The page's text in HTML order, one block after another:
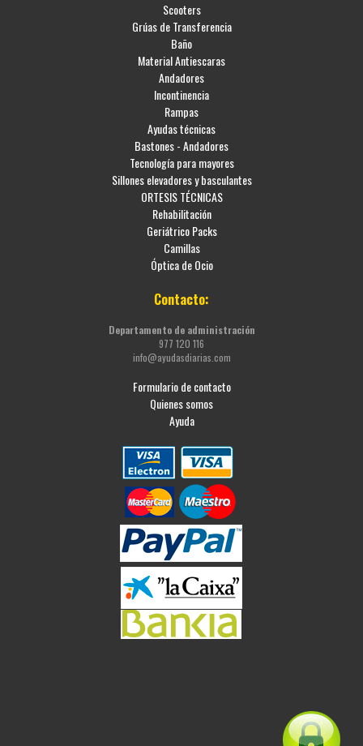
Scooters
Grúas de Transferencia
Baño
Material Antiescaras
Andadores
Incontinencia
Rampas
Ayudas técnicas
Bastones - Andadores
Tecnología para mayores
Sillones elevadores y basculantes
ORTESIS TÉCNICAS
Rehabilitación
Geriátrico Packs
Camillas
Óptica de Ocio
Contacto:
Departamento de administración
977 120 116
info@ayudasdiarias.com
Formulario de contacto
Quienes somos
Ayuda